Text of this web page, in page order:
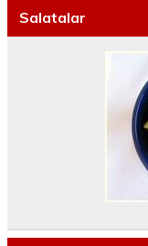
Salatalar